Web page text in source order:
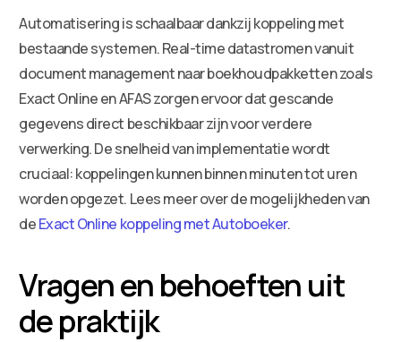
Automatisering is schaalbaar dankzij koppeling met
bestaande systemen. Real-time datastromen vanuit
document management naar boekhoudpakketten zoals
Exact Online en AFAS zorgen ervoor dat gescande
gegevens direct beschikbaar zijn voor verdere
verwerking. De snelheid van implementatie wordt
cruciaal: koppelingen kunnen binnen minuten tot uren
worden opgezet. Lees meer over de mogelijkheden van
deExact Online koppeling met Autoboeker.
Vragen en behoeften uit
de praktijk